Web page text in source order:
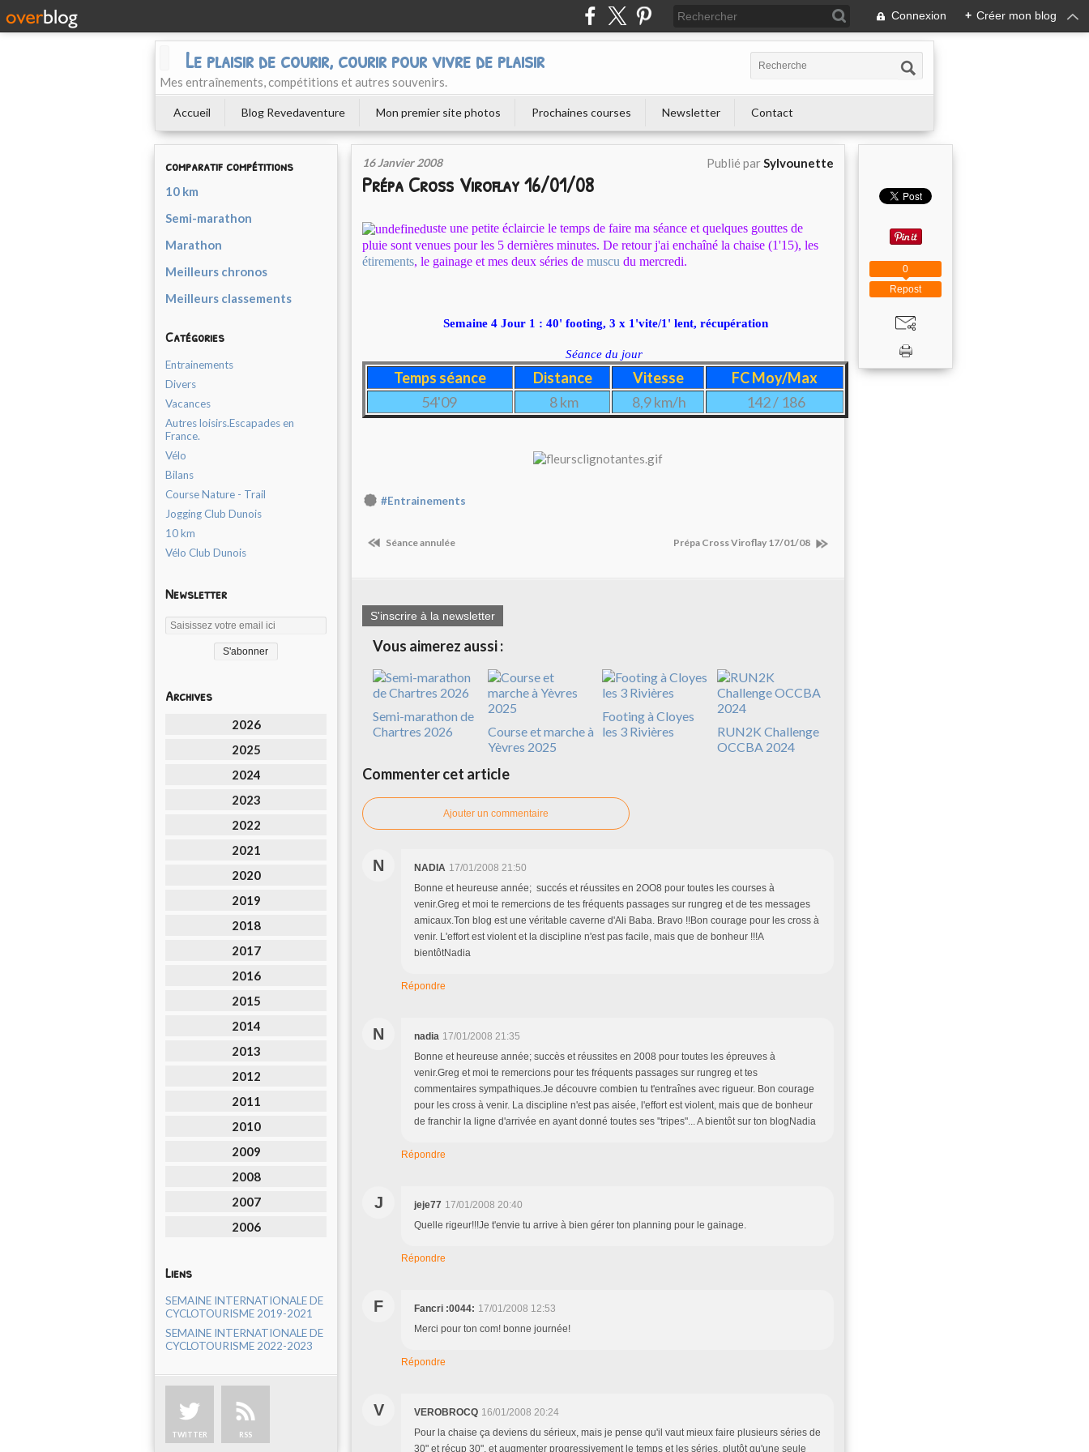
Connexion + Créer mon blog
Le plaisir de courir, courir pour vivre de plaisir
Mes entraînements, compétitions et autres souvenirs.
Accueil Blog Revedaventure Mon premier site photos Prochaines courses Newsletter Contact
comparatif compétitions
10 km
Semi-marathon
Marathon
Meilleurs chronos
Meilleurs classements
Catégories
Entrainements
Divers
Vacances
Autres loisirs.Escapades en
France.
Vélo
Bilans
Course Nature - Trail
Jogging Club Dunois
10 km
Vélo Club Dunois
Newsletter
Archives
2026
2025
2024
2023
2022
2021
2020
2019
2018
2017
2016
2015
2014
2013
2012
2011
2010
2009
2008
2007
2006
Liens
SEMAINE INTERNATIONALE DE
CYCLOTOURISME 2019-2021
SEMAINE INTERNATIONALE DE
CYCLOTOURISME 2022-2023
TWITTER RSS
16 Janvier 2008 Publié parSylvounette
Prépa Cross Viroflay 16/01/08
uste une petite éclaircie le temps de faire ma séance et quelques gouttes de
pluie sont venues pour les 5 dernières minutes. De retour j'ai enchaîné la chaise (1'15), les
étirements, le gainage et mes deux séries de muscu du mercredi.
Semaine 4 Jour 1 : 40' footing, 3 x 1'vite/1' lent, récupération
Séance du jour
Temps séance Distance Vitesse
FC Moy/Max
54'09
8 km 8,9 km/h 142 / 186
#Entrainements
Séance annulée Prépa Cross Viroflay 17/01/08
S'inscrire à la newsletter
Vous aimerez aussi :
Semi-marathon de
Chartres 2026
Course et marche à
Yèvres 2025
Footing à Cloyes
les 3 Rivières
RUN2K Challenge
OCCBA 2024
Commenter cet article
Ajouter un commentaire
N NADIA 17/01/2008 21:50
Bonne et heureuse année; succés et réussites en 2OO8 pour toutes les courses à
venir.Greg et moi te remercions de tes fréquents passages sur rungreg et de tes messages
amicaux.Ton blog est une véritable caverne d'Ali Baba. Bravo !!Bon courage pour les cross à
venir. L'effort est violent et la discipline n'est pas facile, mais que de bonheur !!!A
bientôtNadia
Répondre
N nadia 17/01/2008 21:35
Bonne et heureuse année; succès et réussites en 2008 pour toutes les épreuves à
venir.Greg et moi te remercions pour tes fréquents passages sur rungreg et tes
commentaires sympathiques.Je découvre combien tu t'entraînes avec rigueur. Bon courage
pour les cross à venir. La discipline n'est pas aisée, l'effort est violent, mais que de bonheur
de franchir la ligne d'arrivée en ayant donné toutes ses "tripes"... A bientôt sur ton blogNadia
Répondre
J jeje77 17/01/2008 20:40
Quelle rigeur!!!Je t'envie tu arrive à bien gérer ton planning pour le gainage.
Répondre
F Fancri :0044: 17/01/2008 12:53
Merci pour ton com! bonne journée!
Répondre
V VEROBROCQ 16/01/2008 20:24
Pour la chaise ça deviens du sérieux, mais je pense qu'il vaut mieux faire plusieurs séries de
30" et récup 30", et augmenter progressivement le temps et les séries, plutôt qu'une seule
Repost
0